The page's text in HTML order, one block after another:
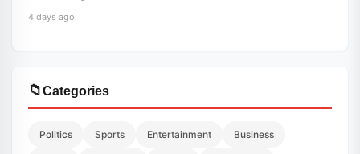
4 days ago
📁Categories
Politics Sports Entertainment Business